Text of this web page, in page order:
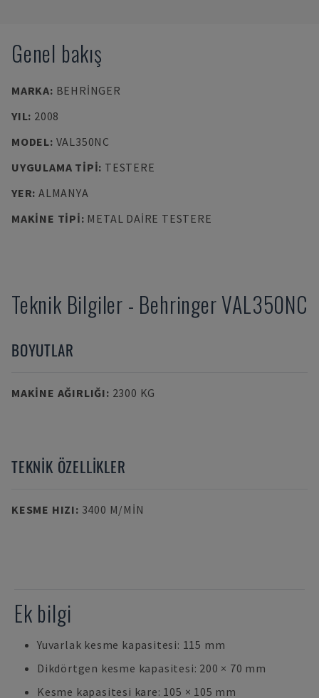
Genel bakış
MARKA: BEHRINGER
YIL: 2008
MODEL: VAL350NC
UYGULAMA TIPI: TESTERE
YER: ALMANYA
MAKINE TIPI: METAL DAIRE TESTERE
Teknik Bilgiler - BehringerVAL350NC
BOYUTLAR
MAKINE AĞIRLIĞI: 2300 KG
TEKNIK ÖZELLIKLER
KESME HIZI: 3400 M/MIN
Ek bilgi
Yuvarlak kesme kapasitesi: 115 mm
Dikdörtgen kesme kapasitesi: 200 × 70 mm
Kesme kapasitesi kare: 105 × 105 mm